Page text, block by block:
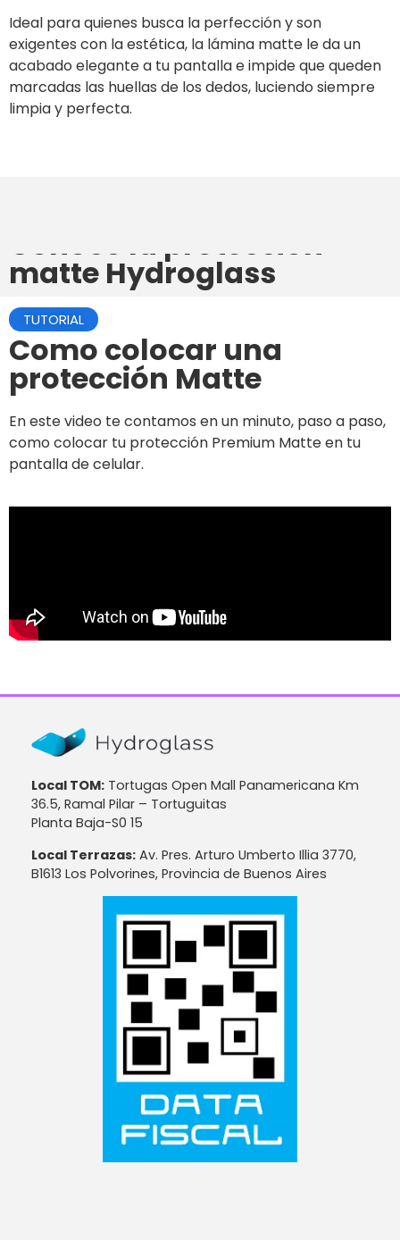
Ideal para quienes busca la perfección y son
exigentes con la estética, la lámina matte le da un
acabado elegante a tu pantalla e impide que queden
marcadas las huellas de los dedos, luciendo siempre
limpia y perfecta.
Conocé la protección
matte Hydroglass
TUTORIAL
Como colocar una
protección Matte
En este video te contamos en un minuto, paso a paso,
como colocar tu protección Premium Matte en tu
pantalla de celular.
Local TOM: Tortugas Open Mall Panamericana Km
36.5, Ramal Pilar – Tortuguitas
Planta Baja-S0 15
Local Terrazas: Av. Pres. Arturo Umberto Illia 3770,
B1613 Los Polvorines, Provincia de Buenos Aires